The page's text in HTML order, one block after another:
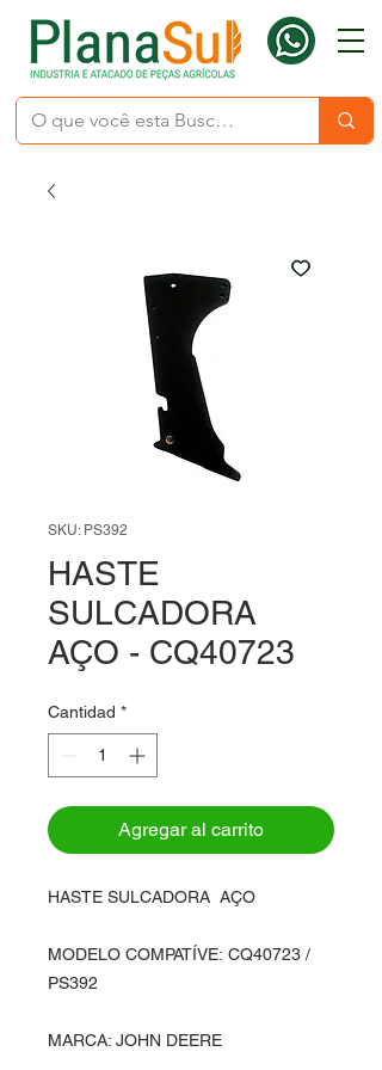
SKU: PS392
HASTE
SULCADORA
AÇO - CQ40723
Cantidad *
Agregar al carrito
HASTE SULCADORA AÇO
MODELO COMPATÍVE: CQ40723 /
PS392
MARCA: JOHN DEERE